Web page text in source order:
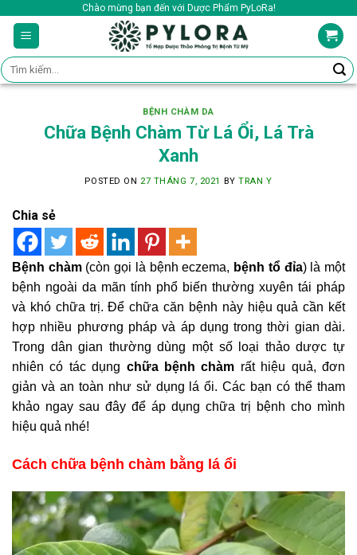
content
Chào mừng bạn đến với Dược Phẩm PyLoRa!
Tìm
kiếm:
BỆNH CHÀM DA
Chữa Bệnh Chàm Từ Lá Ổi, Lá Trà
Xanh
POSTED ON 27 THÁNG 7, 2021 BYTRAN Y
Chia sẻ
Bệnh chàm(còn gọi là bệnh eczema, bệnh tổ đỉa) là một
bệnh ngoài da mãn tính phổ biến thường xuyên tái pháp
và khó chữa trị. Để chữa căn bệnh này hiệu quả cần kết
hợp nhiều phương pháp và áp dụng trong thời gian dài.
Trong dân gian thường dùng một số loại thảo dược tự
nhiên có tác dụng chữa bệnh chàm rất hiệu quả, đơn
giản và an toàn như sử dụng lá ổi. Các bạn có thể tham
khảo ngay sau đây để áp dụng chữa trị bệnh cho mình
hiệu quả nhé!
Cách chữa bệnh chàm bằng lá ổi